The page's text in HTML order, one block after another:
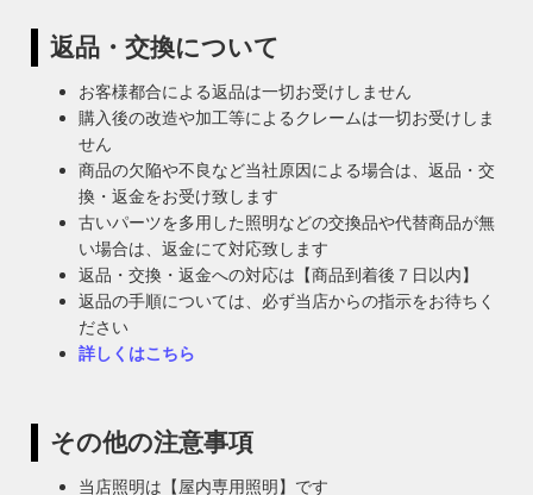
返品・交換について
お客様都合による返品は一切お受けしません
購入後の改造や加工等によるクレームは一切お受けしま
せん
商品の欠陥や不良など当社原因による場合は、返品・交
換・返金をお受け致します
古いパーツを多用した照明などの交換品や代替商品が無
い場合は、返金にて対応致します
返品・交換・返金への対応は【商品到着後７日以内】
返品の手順については、必ず当店からの指示をお待ちく
ださい
詳しくはこちら
その他の注意事項
当店照明は【屋内専用照明】です